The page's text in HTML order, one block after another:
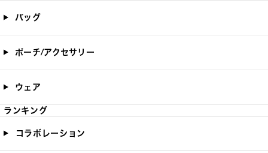
バッグ
ポーチ/アクセサリー
ウェア
ランキング
コラボレーション